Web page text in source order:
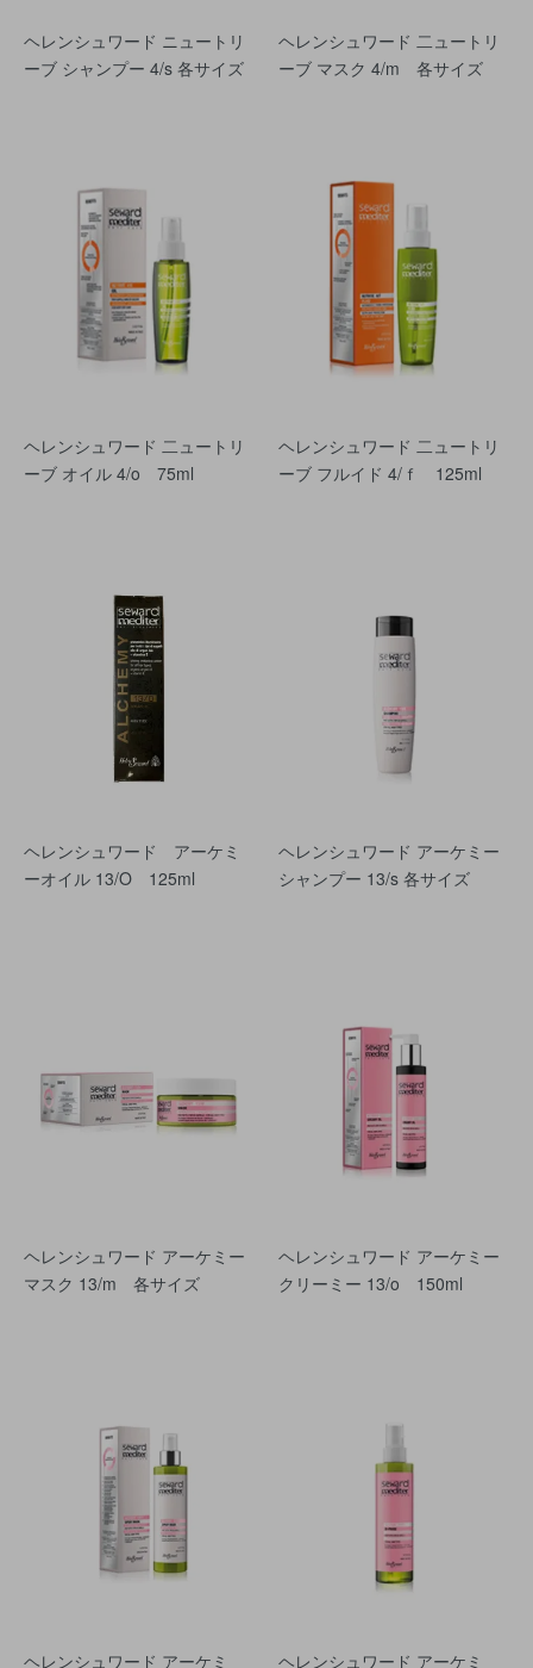
ヘレンシュワード ニュートリ
ーブ シャンプー 4/s 各サイズ
ヘレンシュワード 二ュートリ
ーブ マスク 4/m 各サイズ
ヘレンシュワード 二ュートリ
ーブ オイル 4/o 75ml
ヘレンシュワード 二ュートリ
ーブ フルイド 4/ｆ 125ml
ヘレンシュワード アーケミ
ーオイル 13/O 125ml
ヘレンシュワード アーケミー
シャンプー 13/s 各サイズ
ヘレンシュワード アーケミー
マスク 13/m 各サイズ
ヘレンシュワード アーケミー
クリーミー 13/o 150ml
ヘレンシュワード アーケミ ヘレンシュワード アーケミ